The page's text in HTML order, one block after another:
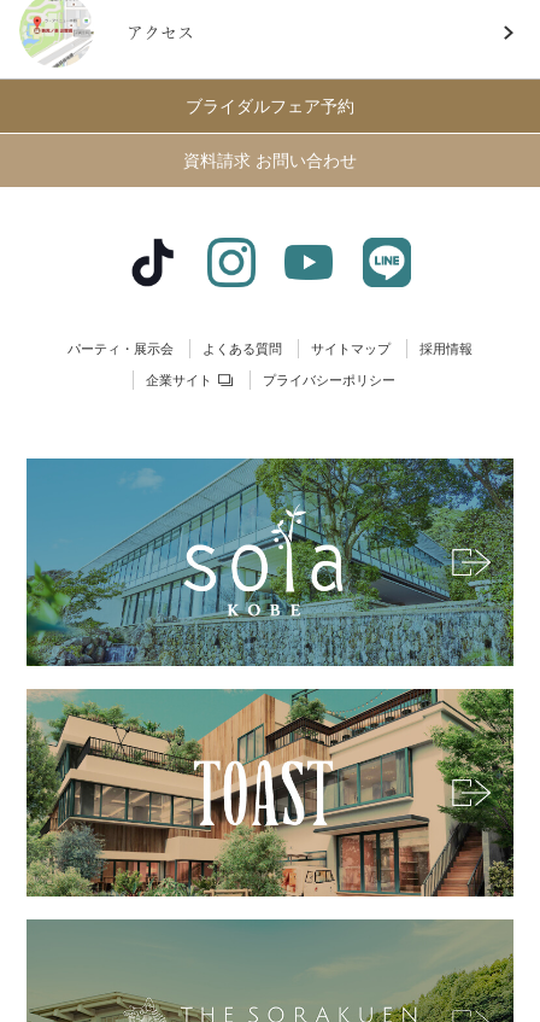
アクセス
ブライダルフェア予約
資料請求 お問い合わせ
パーティ・展示会 よくある質問 サイトマップ 採用情報
企業サイト プライバシーポリシー